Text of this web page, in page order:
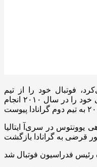
فوتبال خود را از تیم
موتریل آغاز کرد و نخستین بازی رسمی خود را در سال ۲۰۱۰ انجام
اسپانیایی در سال ۲۰۱۴ راهی یوونتوس در سری‌آ ایتالیا